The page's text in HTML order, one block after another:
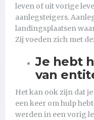
leven of uit vorige
aanlegsteigers.
landingsplaatsen
Zij voeden zich met
Je hebt
van
Het kan ook zijn dat
een keer om hulp
werden in een vorig